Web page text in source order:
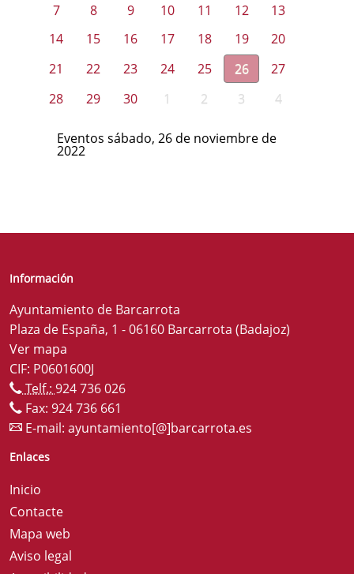
7
8 9 10 11 12
13
14
15 16 17 18 19
20
21
22 23 24 25 26
27
28
29 30 1 2 3 4
Eventos sábado, 26 de noviembre de
2022
Información
Ayuntamiento de Barcarrota
Plaza de España, 1 - 06160 Barcarrota (Badajoz)
Ver mapa
CIF: P0601600J
Telf.: 924 736 026
Fax: 924 736 661
E-mail: ayuntamiento[@]barcarrota.es
Enlaces
Inicio
Contacte
Mapa web
Aviso legal